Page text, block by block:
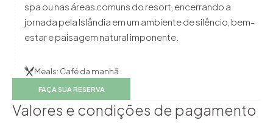
spa ou nas áreas comuns do resort, encerrando a
jornada pela Islândia em um ambiente de silêncio, bem-
estar e paisagem natural imponente.
Meals: Café da manhã
FAÇA SUA RESERVA
Valores e condições de pagamento